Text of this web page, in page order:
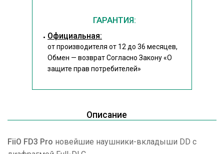
ГАРАНТИЯ:
Официальная:
от производителя от 12 до 36 месяцев,
Обмен — возврат Согласно Закону«О
защите прав потребителей»
Описание
FiiO FD3 Pro новейшие наушники-вкладыши DD с